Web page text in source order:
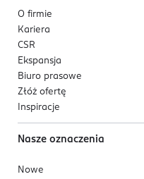
O firmie
Kariera
CSR
Ekspansja
Biuro prasowe
Złóż ofertę
Inspiracje
Nasze oznaczenia
Nowe